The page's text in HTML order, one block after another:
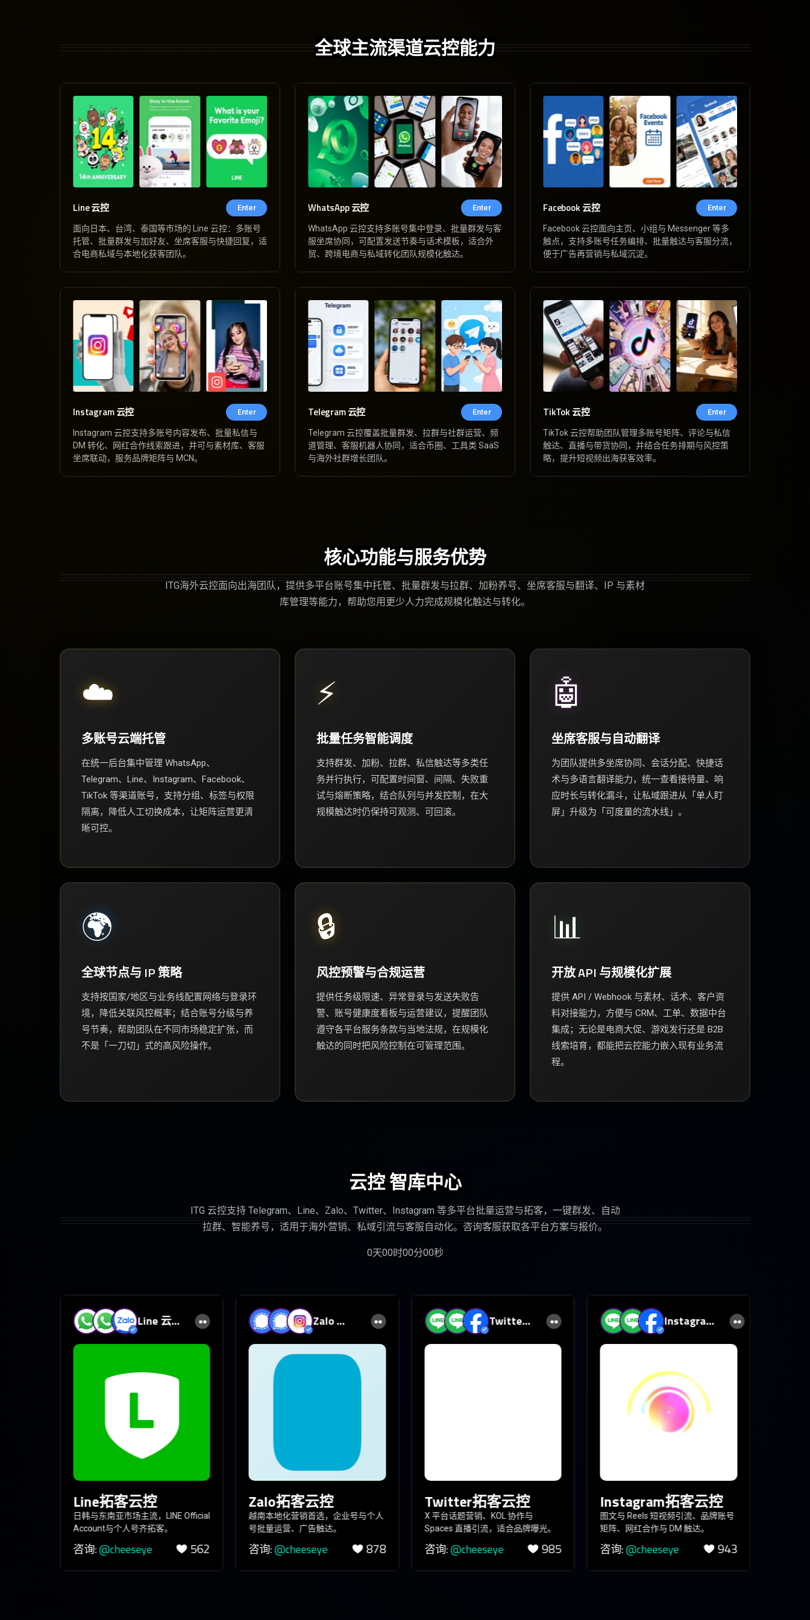
全球主流渠道云控能力
Line 云控 Enter
面向日本、台湾、泰国等市场的 Line 云控：多账号
托管、批量群发与加好友、坐席客服与快捷回复，适
合电商私域与本地化获客团队。
WhatsApp 云控 Enter
WhatsApp 云控支持多账号集中登录、批量群发与客
服坐席协同，可配置发送节奏与话术模板，适合外
贸、跨境电商与私域转化团队规模化触达。
Facebook 云控 Enter
Facebook 云控面向主页、小组与 Messenger 等多
触点，支持多账号任务编排、批量触达与客服分流，
便于广告再营销与私域沉淀。
Instagram 云控 Enter
Instagram 云控支持多账号内容发布、批量私信与
DM 转化、网红合作线索跟进，并可与素材库、客服
坐席联动，服务品牌矩阵与 MCN。
Telegram 云控 Enter
Telegram 云控覆盖批量群发、拉群与社群运营、频
道管理、客服机器人协同，适合币圈、工具类 SaaS
与海外社群增长团队。
TikTok 云控 Enter
TikTok 云控帮助团队管理多账号矩阵、评论与私信
触达、直播与带货协同，并结合任务排期与风控策
略，提升短视频出海获客效率。
核心功能与服务优势
ITG海外云控面向出海团队，提供多平台账号集中托管、批量群发与拉群、加粉养号、坐席客服与翻译、IP 与素材
库管理等能力，帮助您用更少人力完成规模化触达与转化。
☁️
多账号云端托管
在统一后台集中管理 WhatsApp、
Telegram、Line、Instagram、Facebook、
TikTok 等渠道账号，支持分组、标签与权限
隔离，降低人工切换成本，让矩阵运营更清
晰可控。
⚡
批量任务智能调度
支持群发、加粉、拉群、私信触达等多类任
务并行执行，可配置时间窗、间隔、失败重
试与熔断策略，结合队列与并发控制，在大
规模触达时仍保持可观测、可回滚。
🤖
坐席客服与自动翻译
为团队提供多坐席协同、会话分配、快捷话
术与多语言翻译能力，统一查看接待量、响
应时长与转化漏斗，让私域跟进从「单人盯
屏」升级为「可度量的流水线」。
🌍
全球节点与 IP 策略
支持按国家/地区与业务线配置网络与登录环
境，降低关联风控概率；结合账号分级与养
号节奏，帮助团队在不同市场稳定扩张，而
不是「一刀切」式的高风险操作。
🔒
风控预警与合规运营
提供任务级限速、异常登录与发送失败告
警、账号健康度看板与运营建议，提醒团队
遵守各平台服务条款与当地法规，在规模化
触达的同时把风险控制在可管理范围。
📊
开放 API 与规模化扩展
提供 API / Webhook 与素材、话术、客户资
料对接能力，方便与 CRM、工单、数据中台
集成；无论是电商大促、游戏发行还是 B2B
线索培育，都能把云控能力嵌入现有业务流
程。
云控 智库中心
ITG 云控支持 Telegram、Line、Zalo、Twitter、Instagram 等多平台批量运营与拓客，一键群发、自动
拉群、智能养号，适用于海外营销、私域引流与客服自动化。咨询客服获取各平台方案与报价。
0天00时00分00秒
Line 云
控
Line拓客云控
日韩与东南亚市场主流，LINE Official
Account与个人号齐拓客。
咨询:@cheeseye 562
Zalo 云
控
Zalo拓客云控
越南本地化营销首选，企业号与个人
号批量运营、广告触达。
咨询:@cheeseye 878
Twitter
云控
Twitter拓客云控
X 平台话题营销、KOL 协作与
Spaces 直播引流，适合品牌曝光。
咨询:@cheeseye 985
Instagram
云控
Instagram拓客云控
图文与 Reels 短视频引流、品牌账号
矩阵、网红合作与 DM 触达。
咨询:@cheeseye 943